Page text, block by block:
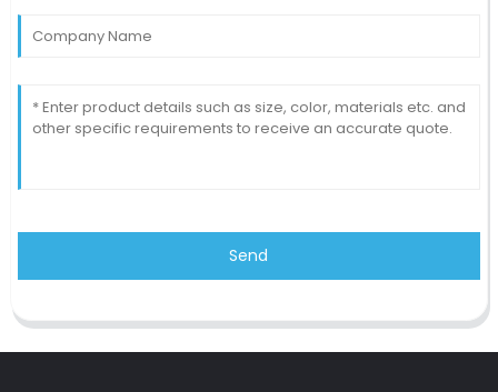
Send